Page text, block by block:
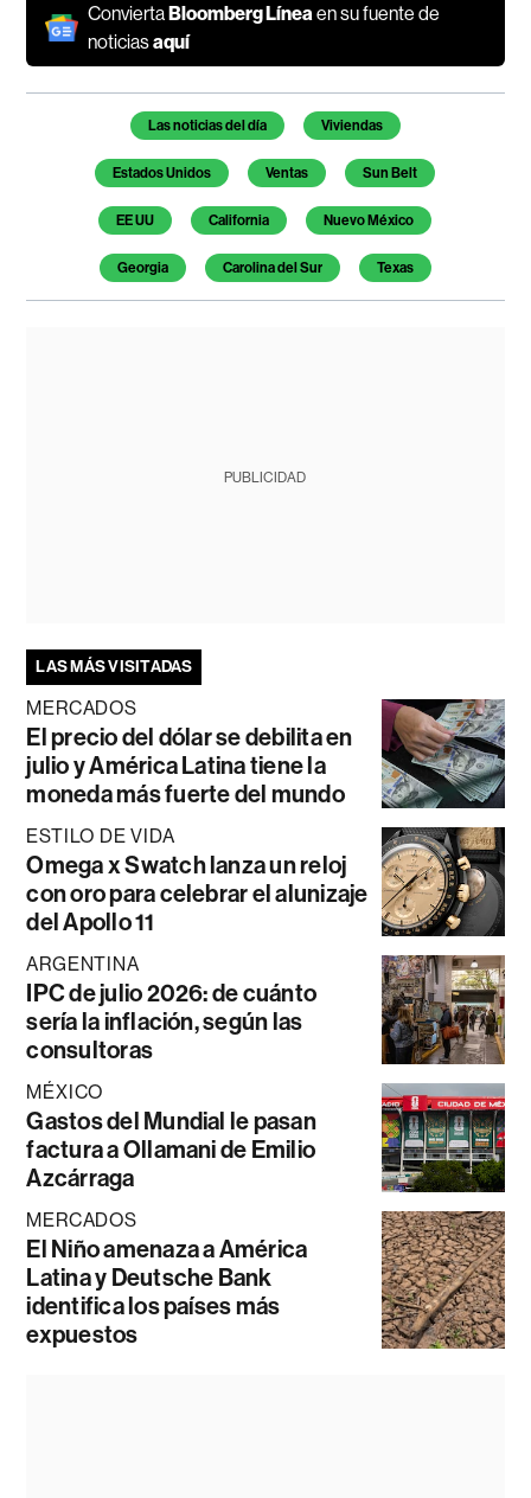
ConviertaBloomberg Líneaen su fuente de
noticiasaquí
Temas de este artículo
Las noticias del día Viviendas
Estados Unidos Ventas Sun Belt
EE UU California Nuevo México
Georgia Carolina del Sur Texas
PUBLICIDAD
LAS MÁS VISITADAS
MERCADOS
El precio del dólar se debilita en
julio y América Latina tiene la
moneda más fuerte del mundo
ESTILO DE VIDA
Omega x Swatch lanza un reloj
con oro para celebrar el alunizaje
del Apollo 11
ARGENTINA
IPC de julio 2026: de cuánto
sería la inflación, según las
consultoras
MÉXICO
Gastos del Mundial le pasan
factura a Ollamani de Emilio
Azcárraga
MERCADOS
El Niño amenaza a América
Latina y Deutsche Bank
identifica los países más
expuestos